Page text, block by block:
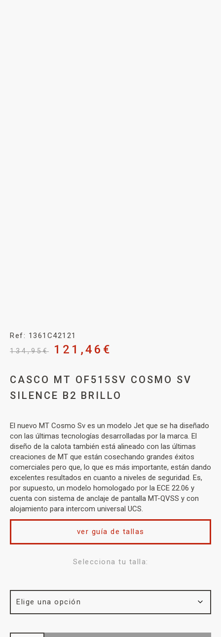
Ref: 1361C42121
134,95€ 121,46 €
CASCO MT OF515SV COSMO SV
SILENCE B2 BRILLO
El nuevo MT Cosmo Sv es un modelo Jet que se ha diseñado
con las últimas tecnologías desarrolladas por la marca. El
diseño de la calota también está alineado con las últimas
creaciones de MT que están cosechando grandes éxitos
comerciales pero que, lo que es más importante, están dando
excelentes resultados en cuanto a niveles de seguridad. Es,
por supuesto, un modelo homologado por la ECE 22.06 y
cuenta con sistema de anclaje de pantalla MT-QVSS y con
alojamiento para intercom universal UCS.
Selecciona tu talla:
ver guía de tallas